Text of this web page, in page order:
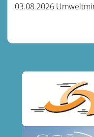
03.08.2026